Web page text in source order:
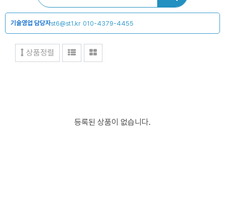
기술영업 담당자st6@st1.kr 010-4379-4455
상품정렬
등록된 상품이 없습니다.